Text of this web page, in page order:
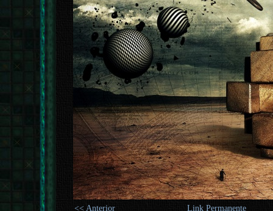
<< Anterior
Link Permanente